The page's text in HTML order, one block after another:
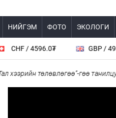
НИЙГЭМ ФОТО ЭКОЛОГИ
/ 4596.0₮ GBP / 4952.0₮
төлөвлөгөө”-гөө танилцуулна